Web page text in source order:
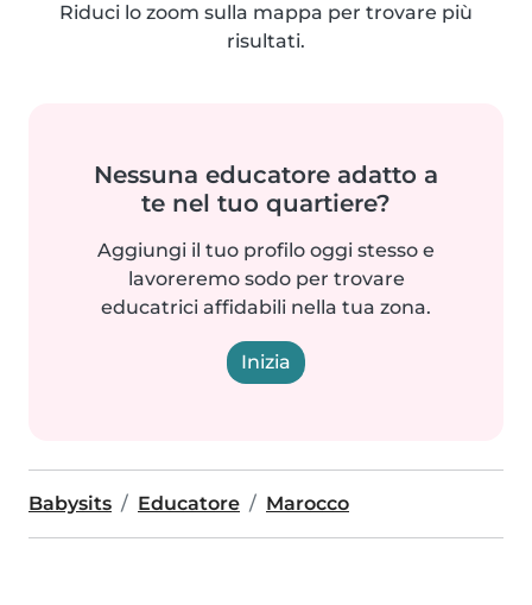
Riduci lo zoom sulla mappa per trovare più
risultati.
Nessuna educatore adatto a
te nel tuo quartiere?
Aggiungi il tuo profilo oggi stesso e
lavoreremo sodo per trovare
educatrici affidabili nella tua zona.
Inizia
Babysits Educatore Marocco